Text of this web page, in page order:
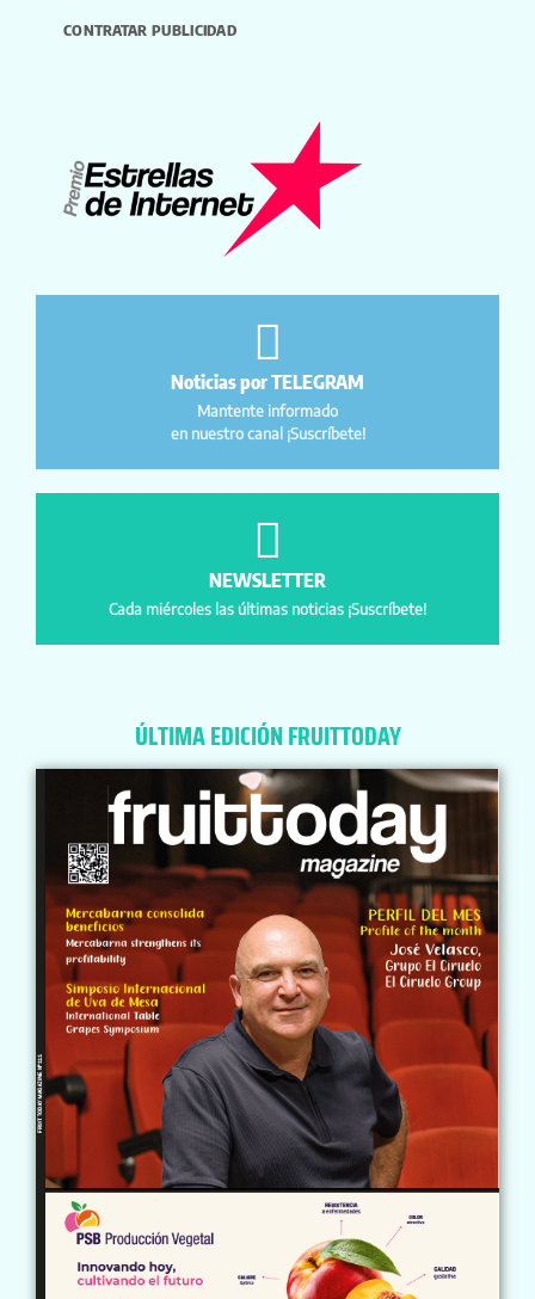
CONTRATAR PUBLICIDAD
Noticias por TELEGRAM
Mantente informado
en nuestro canal ¡Suscríbete!
NEWSLETTER
Cada miércoles las últimas noticias ¡Suscríbete!
ÚLTIMA EDICIÓN FRUITTODAY